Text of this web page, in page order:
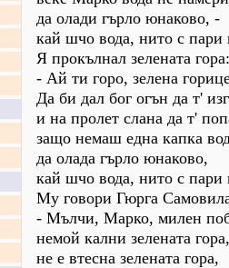
да олади гърло юнаково, -
кай шчо вода, нито с пари
Я прокълнал зелената гора:
- Ай ти горо, зелена
Да би дал бог огън да т'
и на пролет слана да т'
защо немаш една капка
да олада гърло юнаково,
кай шчо вода, нито с пари
Му говори Гюрга
- Мълчи, Марко, милен
немой кални зелената гора,
не е втесна зелената гора,